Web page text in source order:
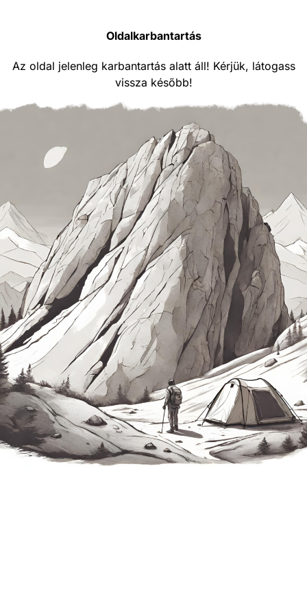
Oldalkarbantartás
Az oldal jelenleg karbantartás alatt áll! Kérjük, látogass
vissza később!